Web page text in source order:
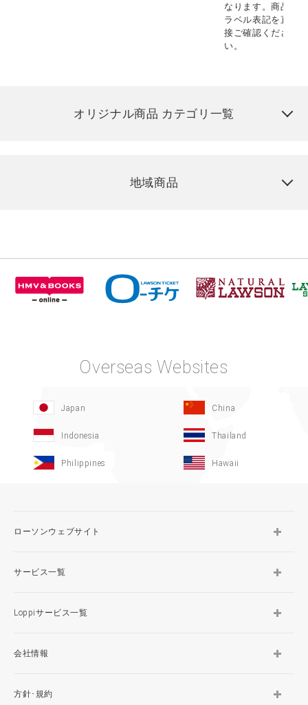
なります。商品
ラベル表記を直
接ご確認くださ
い。
オリジナル商品 カテゴリ一覧
地域商品
Overseas Websites
Japan China
Indonesia Thailand
Philippines Hawaii
ローソンウェブサイト
サービス一覧
Loppiサービス一覧
会社情報
方針･規約